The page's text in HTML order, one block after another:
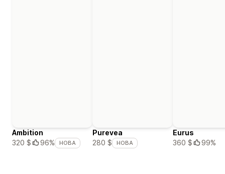
Ambition
320 $
96% НОВА
Purevea
280 $
НОВА
Eurus
360 $
99%